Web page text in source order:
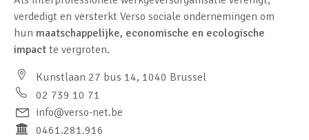
verdedigt en versterkt Verso sociale ondernemingen om
hun maatschappelijke, economische en ecologische
impact te vergroten.
Kunstlaan 27 bus 14, 1040 Brussel
02 739 10 71
info@verso-net.be
0461.281.916